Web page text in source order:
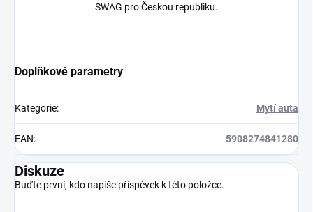
SWAG pro Českou republiku.
Doplňkové parametry
Kategorie: Mytí auta
EAN: 5908274841280
Diskuze
Buďte první, kdo napíše příspěvek k této položce.